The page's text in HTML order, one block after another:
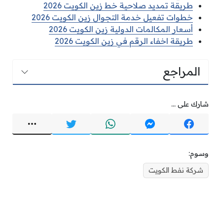
طريقة تمديد صلاحية خط زين الكويت 2026
خطوات تفعيل خدمة التجوال زين الكويت 2026
أسعار المكالمات الدولية زين الكويت 2026
طريقة اخفاء الرقم في زين الكويت 2026
المراجع
شارك على ...
وسوم:
شركة نفط الكويت